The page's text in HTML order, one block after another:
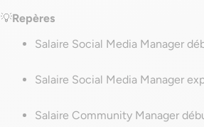
💡Repères
Salaire Social Media Manager
Salaire Social Media Manager
Salaire Community Manager